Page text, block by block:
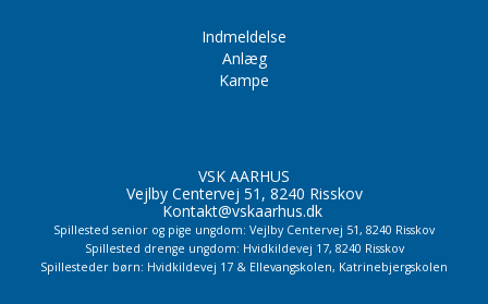
Indmeldelse
Anlæg
Kampe
VSK AARHUS
Vejlby Centervej 51, 8240 Risskov
Kontakt@vskaarhus.dk
Spillested senior og pige ungdom: Vejlby Centervej 51, 8240 Risskov
Spillested drenge ungdom: Hvidkildevej 17, 8240 Risskov
Spillesteder børn: Hvidkildevej 17 & Ellevangskolen, Katrinebjergskolen